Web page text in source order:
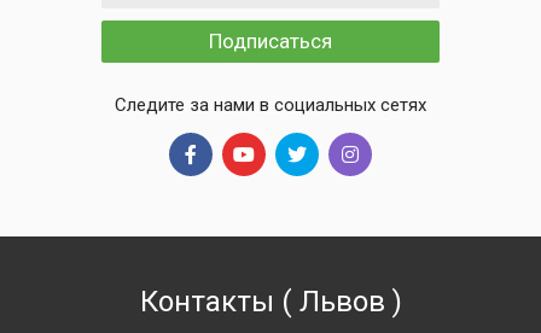
Подписаться
Следите за нами в социальных сетях
Контакты ( Львов )